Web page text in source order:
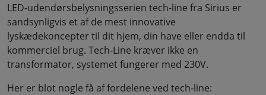
LED-udendørsbelysningsserien tech-line fra Sirius er
sandsynligvis et af de mest innovative
lyskædekoncepter til dit hjem, din have eller endda til
kommerciel brug. Tech-Line kræver ikke en
transformator, systemet fungerer med 230V.
Her er blot nogle få af fordelene ved tech-line: